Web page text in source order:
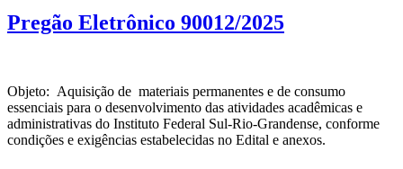
Pregão Eletrônico 90012/2025
Objeto: Aquisição de materiais permanentes e de consumo
essenciais para o desenvolvimento das atividades acadêmicas e
administrativas do Instituto Federal Sul-Rio-Grandense, conforme
condições e exigências estabelecidas no Edital e anexos.